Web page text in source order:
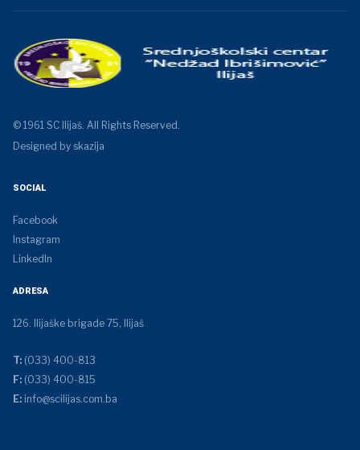
© 1961 SC Ilijaš. All Rights Reserved.
Designed by skazija
SOCIAL
Facebook
Instagram
LinkedIn
ADRESA
126. Ilijaške brigade 75, Ilijaš
T: (033) 400-813
F: (033) 400-815
E: info@scilijas.com.ba